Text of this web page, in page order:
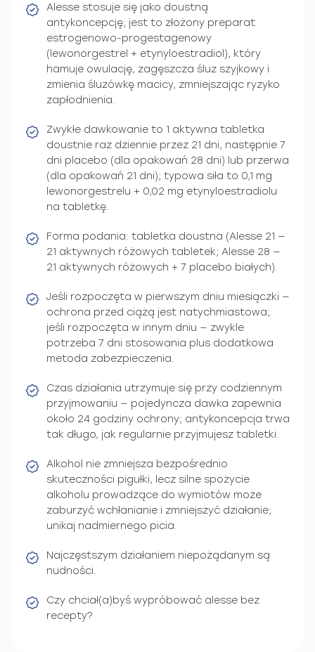
Alesse stosuje się jako doustną
antykoncepcję; jest to złożony preparat
estrogenowo-progestagenowy
(lewonorgestrel + etynyloestradiol), który
hamuje owulację, zagęszcza śluz szyjkowy i
zmienia śluzówkę macicy, zmniejszając ryzyko
zapłodnienia.
Zwykłe dawkowanie to 1 aktywna tabletka
doustnie raz dziennie przez 21 dni, następnie 7
dni placebo (dla opakowań 28 dni) lub przerwa
(dla opakowań 21 dni); typowa siła to 0,1 mg
lewonorgestrelu + 0,02 mg etynyloestradiolu
na tabletkę.
Forma podania: tabletka doustna (Alesse 21 —
21 aktywnych różowych tabletek; Alesse 28 —
21 aktywnych różowych + 7 placebo białych).
Jeśli rozpoczęta w pierwszym dniu miesiączki —
ochrona przed ciążą jest natychmiastowa;
jeśli rozpoczęta w innym dniu — zwykle
potrzeba 7 dni stosowania plus dodatkowa
metoda zabezpieczenia.
Czas działania utrzymuje się przy codziennym
przyjmowaniu — pojedyncza dawka zapewnia
około 24 godziny ochrony; antykoncepcja trwa
tak długo, jak regularnie przyjmujesz tabletki.
Alkohol nie zmniejsza bezpośrednio
skuteczności pigułki, lecz silne spożycie
alkoholu prowadzące do wymiotów może
zaburzyć wchłanianie i zmniejszyć działanie;
unikaj nadmiernego picia.
Najczęstszym działaniem niepożądanym są
nudności.
Czy chciał(a)byś wypróbować alesse bez
recepty?